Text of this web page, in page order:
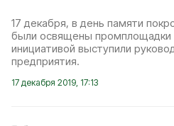
17 декабря, в день памяти
были освящены промплощадки
инициативой выступили
предприятия.
17 декабря 2019, 17:13